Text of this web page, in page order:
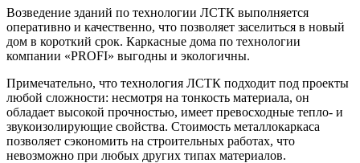
Возведение зданий по технологии ЛСТК выполняется
оперативно и качественно, что позволяет заселиться в новый
дом в короткий срок. Каркасные дома по технологии
компании «PROFI» выгодны и экологичны.
Примечательно, что технология ЛСТК подходит под проекты
любой сложности: несмотря на тонкость материала, он
обладает высокой прочностью, имеет превосходные тепло- и
звукоизолирующие свойства. Стоимость металлокаркаса
позволяет сэкономить на строительных работах, что
невозможно при любых других типах материалов.